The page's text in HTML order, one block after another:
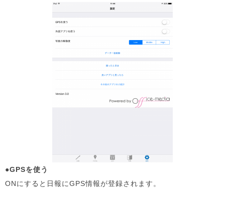
●GPSを使う
ONにすると日報にGPS情報が登録されます。